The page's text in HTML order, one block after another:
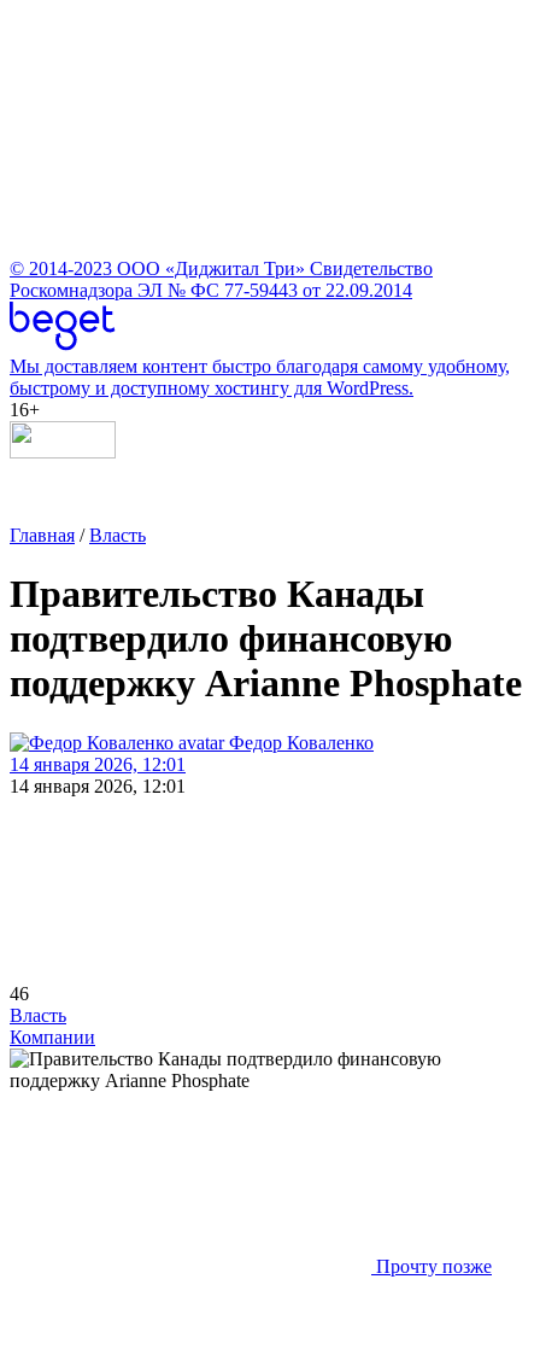
© 2014-2023 ООО «Диджитал Три» Свидетельство
Роскомнадзора ЭЛ № ФС 77-59443 от 22.09.2014
Мы доставляем контент быстро благодаря самому удобному,
быстрому и доступному хостингу для WordPress.
16+
Главная /Власть
Правительство Канады
подтвердило финансовую
поддержку Arianne Phosphate
Федор Коваленко
14 января 2026, 12:01
14 января 2026, 12:01
46
Власть
Компании
Прочту позже